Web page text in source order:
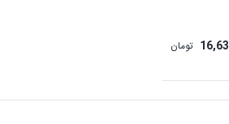
تومان